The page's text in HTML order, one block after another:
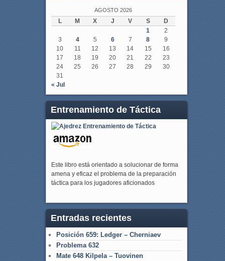
AGOSTO 2026
L M X J V S
D
1
2
3
4 5 6 7 8
9
10
11 12 13 14 15
16
17
18 19 20 21 22
23
24
25 26 27 28 29
30
31
« Jul
Entrenamiento de Táctica
Este libro está orientado a solucionar de forma
amena y eficaz el problema de la preparación
táctica para los jugadores aficionados
Entradas recientes
Posición 659: Ledger – Cherniaev
Problema 632
Mate 648 Kilpela – Tuovinen